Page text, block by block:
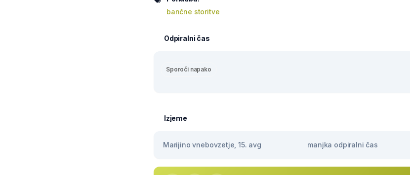
bančne storitve
Odpiralni čas
Sporoči napako
Izjeme
Marijino vnebovzetje, 15. avg manjka odpiralni čas